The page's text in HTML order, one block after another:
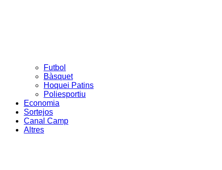
Futbol
Bàsquet
Hoquei Patins
Poliesportiu
Economia
Sortejos
Canal Camp
Altres